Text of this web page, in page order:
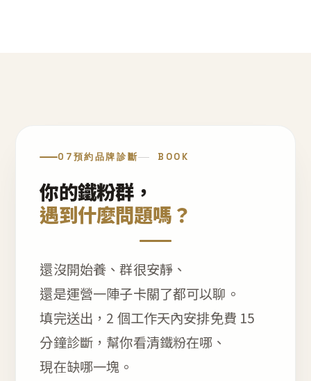
07預約品牌診斷 BOOK
你的鐵粉群，
遇到什麼問題嗎？
還沒開始養、群很安靜、
還是運營一陣子卡關了都可以聊。
填完送出，2 個工作天內安排免費 15
分鐘診斷，幫你看清鐵粉在哪、
現在缺哪一塊。